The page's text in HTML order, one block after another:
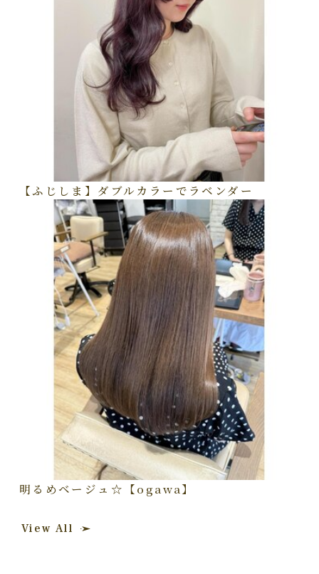
【ふじしま】ダブルカラーでラベンダー
明るめベージュ☆【ogawa】
View All